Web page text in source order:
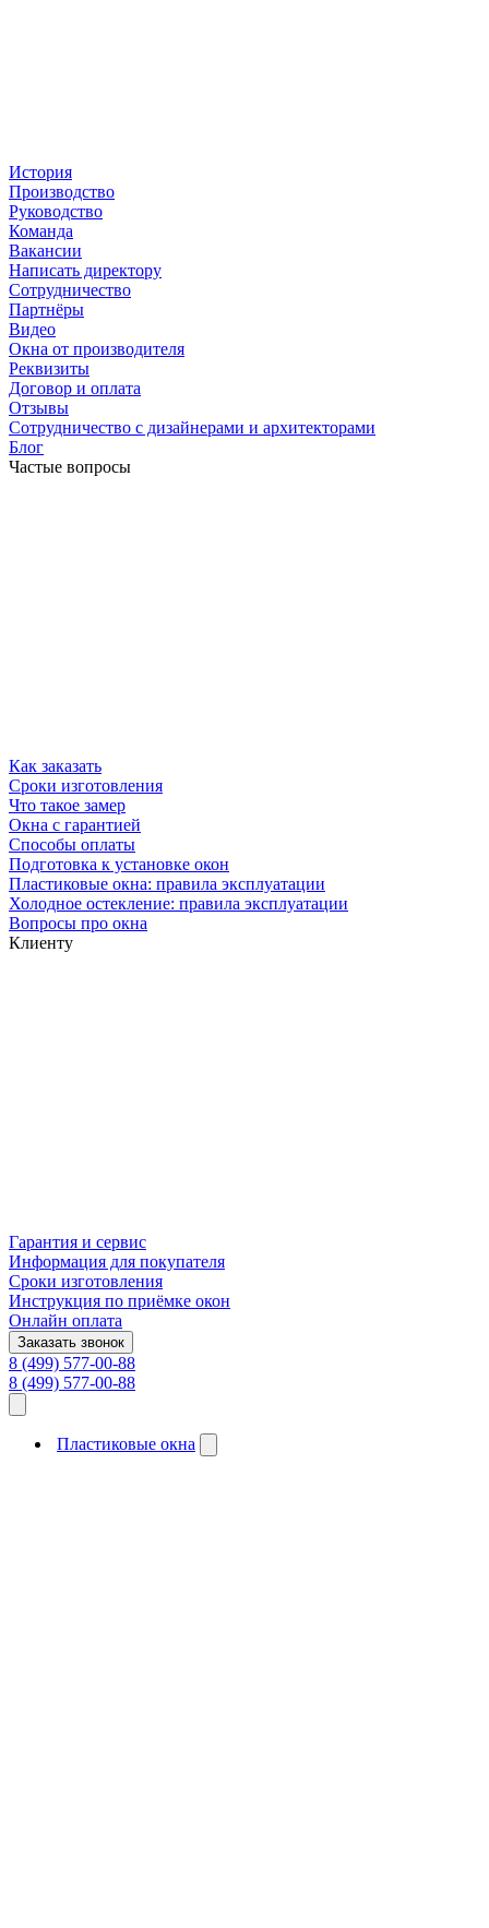
История
Производство
Руководство
Команда
Вакансии
Написать директору
Сотрудничество
Партнёры
Видео
Окна от производителя
Реквизиты
Договор и оплата
Отзывы
Сотрудничество с дизайнерами и архитекторами
Блог
Частые вопросы
Как заказать
Сроки изготовления
Что такое замер
Окна с гарантией
Способы оплаты
Подготовка к установке окон
Пластиковые окна: правила эксплуатации
Холодное остекление: правила эксплуатации
Вопросы про окна
Клиенту
Гарантия и сервис
Информация для покупателя
Сроки изготовления
Инструкция по приёмке окон
Онлайн оплата
Заказать звонок
8 (499) 577-00-88
8 (499) 577-00-88
Пластиковые окна